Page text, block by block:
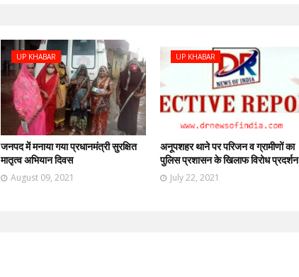
UP KHABAR
जनपद में मनाया गया प्रधानमंत्री सुरक्षित
मातृत्व अभियान दिवस
August 09, 2021
UP KHABAR
अनूपशहर थाने पर परिजन व ग्रामीणों का
पुलिस प्रशासन के खिलाफ विरोध प्रदर्शन
July 22, 2021